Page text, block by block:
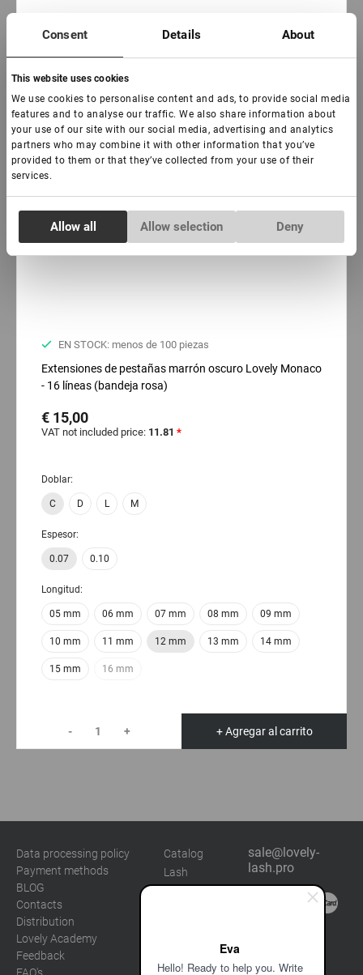
Eva
Hello! Ready to help you. Write
Consent Details About
This website uses cookies
We use cookies to personalise content and ads, to provide social media
features and to analyse our traffic. We also share information about
your use of our site with our social media, advertising and analytics
partners who may combine it with other information that you’ve
provided to them or that they’ve collected from your use of their
services.
Necessary
Marketing
Allow all Allow selection Deny
EN STOCK: menos de 100 piezas
Extensiones de pestañas marrón oscuro Lovely Monaco
- 16 líneas (bandeja rosa)
€ 15,00
VAT not included price: 11.81 *
Doblar:
C D L M
Espesor:
0.07 0.10
Longitud:
05 mm 06 mm 07 mm 08 mm 09 mm
10 mm 11 mm 12 mm 13 mm 14 mm
15 mm 16 mm
- + + Agregar al carrito
Data processing policy
Payment methods
BLOG
Contacts
Distribution
Lovely Academy
Feedback
Catalog
Lash
sale@lovely-
lash.pro